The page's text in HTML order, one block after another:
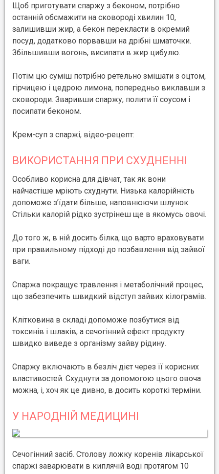
Щоб приготувати спаржу з беконом, потрібно
останній обсмажити на сковороді хвилин 10,
залишивши жир, а бекон перекласти в окремий
посуд, додатково порвавши на дрібні шматочки.
Збільшивши вогонь, висипати в жир цибулю.
Потім цю суміш потрібно ретельно змішати з оцтом,
гірчицею і цедрою лимона, попередньо виклавши з
сковороди. Зваривши спаржу, полити її соусом і
посипати беконом.
Крем-суп з спаржі, відео-рецепт:
ВИКОРИСТАННЯ ПРИ СХУДНЕННІ
Особливо корисна для дівчат, так як вони
найчастіше мріють схуднути. Низька калорійність
допоможе з’їдати більше, наповнюючи шлунок.
Стільки калорій рідко зустрінеш ще в якомусь овочі.
До того ж, в ній досить білка, що варто враховувати
при правильному підході до позбавлення від зайвої
ваги.
Спаржа покращує травлення і метаболічний процес,
що забезпечить швидкий відступ зайвих кілограмів.
Клітковина в складі допоможе позбутися від
токсинів і шлаків, а сечогінний ефект продукту
швидко виведе з організму зайву рідину.
Спаржу включають в безліч дієт через її корисних
властивостей. Схуднути за допомогою цього овоча
можна, і, хоч як це дивно, в досить короткі терміни.
У НАРОДНІЙ МЕДИЦИНІ
Сечогінний засіб. Столову ложку коренів лікарської
спаржі заварювати в киплячій воді протягом 10